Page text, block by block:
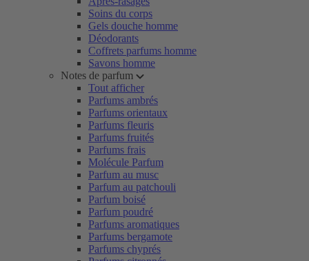
Soins du corps
Gels douche homme
Déodorants
Coffrets parfums homme
Savons homme
Notes de parfum
Tout afficher
Parfums ambrés
Parfums orientaux
Parfums fleuris
Parfums fruités
Parfums frais
Molécule Parfum
Parfum au musc
Parfum au patchouli
Parfum boisé
Parfum poudré
Parfums aromatiques
Parfums bergamote
Parfums chyprés